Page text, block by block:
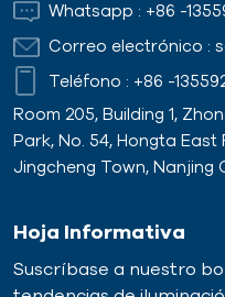
Whatsapp : +86 -
Correo electrónico :
Teléfono : +86 -
Room 205, Building 1,
Park, No. 54, Hongta
Jingcheng Town, Nanjing
Hoja Informativa
Suscríbase a nuestro